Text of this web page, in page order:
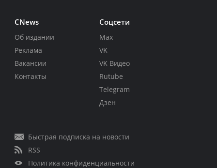
CNews
Об издании
Реклама
Вакансии
Контакты
Соцсети
Max
VK
VK Видео
Rutube
Telegram
Дзен
Быстрая подписка на новости
RSS
Политика конфиденциальности